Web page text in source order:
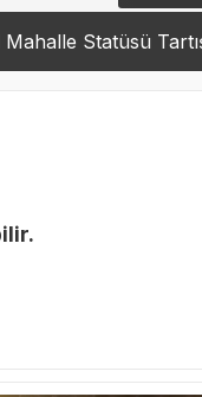
Statüsü